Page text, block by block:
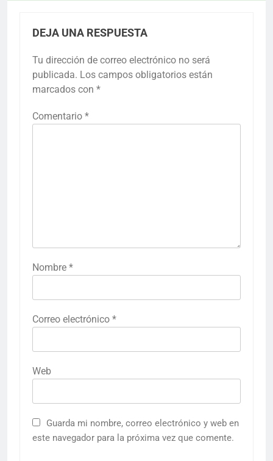
DEJA UNA RESPUESTA
Tu dirección de correo electrónico no será
publicada. Los campos obligatorios están
marcados con *
Comentario *
Nombre *
Correo electrónico *
Web
Guarda mi nombre, correo electrónico y web en
este navegador para la próxima vez que comente.